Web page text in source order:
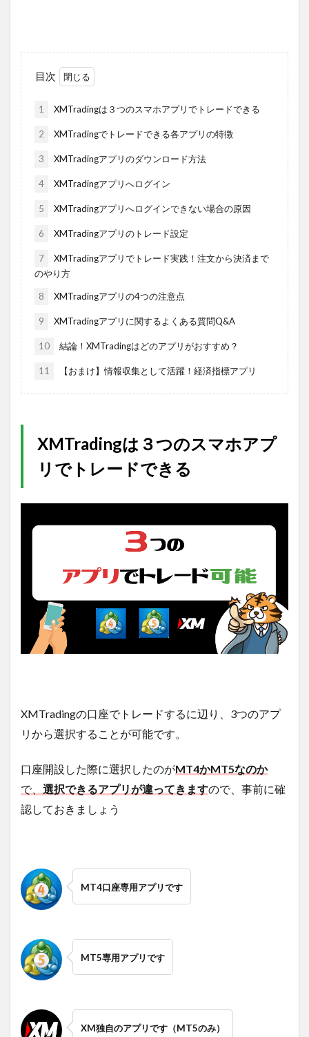
目次
1 XMTradingは３つのスマホアプリでトレードできる
2 XMTradingでトレードできる各アプリの特徴
3 XMTradingアプリのダウンロード方法
4 XMTradingアプリへログイン
5 XMTradingアプリへログインできない場合の原因
6 XMTradingアプリのトレード設定
7
XMTradingアプリでトレード実践！注文から決済まで
のやり方
8 XMTradingアプリの4つの注意点
9 XMTradingアプリに関するよくある質問Q&A
10 結論！XMTradingはどのアプリがおすすめ？
11 【おまけ】情報収集として活躍！経済指標アプリ
XMTradingは３つのスマホアプ
リでトレードできる
XMTradingの口座でトレードするに辺り、3つのアプ
リから選択することが可能です。
口座開設した際に選択したのがMT4かMT5なのか
で、 選択できるアプリが違ってきますので、事前に確
認しておきましょう
MT4口座専用アプリです
MT5専用アプリです
XM独自のアプリです（MT5のみ）